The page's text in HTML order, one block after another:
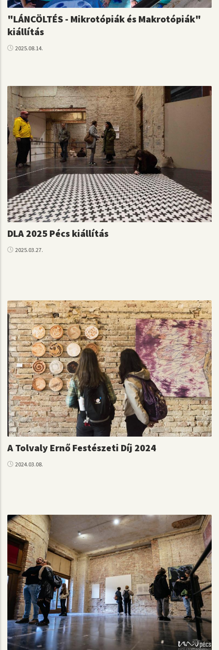
"LÁNCÖLTÉS - Mikrotópiák és Makrotópiák"
kiállítás
2025.08.14.
DLA 2025 Pécs kiállítás
2025.03.27.
A Tolvaly Ernő Festészeti Díj 2024
2024.03.08.